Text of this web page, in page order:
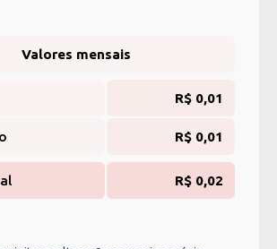
Valores mensais
R$ 0,01
R$ 0,01
R$ 0,02